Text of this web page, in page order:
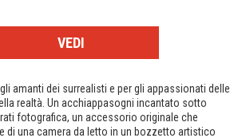
VEDI
amanti dei surrealisti e per gli appassionati delle
realtà. Un acchiappasogni incantato sotto
fotografica, un accessorio originale che
di una camera da letto in un bozzetto artistico